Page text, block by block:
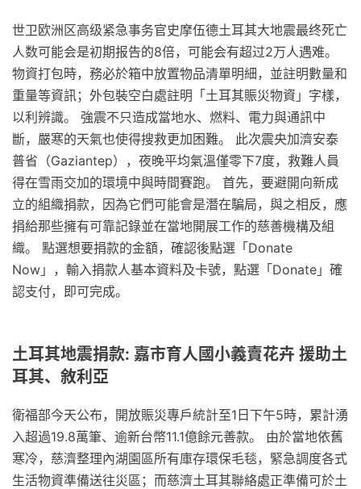
世卫欧洲区高级紧急事务官史摩伍德土耳其大地震最终死亡
人数可能会是初期报告的8倍，可能会有超过2万人遇难。
物資打包時，務必於箱中放置物品清單明細，並註明數量和
重量等資訊；外包裝空白處註明「土耳其賑災物資」字樣，
以利辨識。 強震不只造成當地水、燃料、電力與通訊中
斷，嚴寒的天氣也使得搜救更加困難。 此次震央加濟安泰
普省（Gaziantep），夜晚平均氣溫僅零下7度，救難人員
得在雪雨交加的環境中與時間賽跑。 首先，要避開向新成
立的組織捐款，因為它們可能會是潛在騙局，與之相反，應
捐給那些擁有可靠記錄並在當地開展工作的慈善機構及組
織。 點選想要捐款的金額，確認後點選「Donate
Now」，輸入捐款人基本資料及卡號，點選「Donate」確
認支付，即可完成。
土耳其地震捐款: 嘉市育人國小義賣花卉 援助土
耳其、敘利亞
衛福部今天公布，開放賑災專戶統計至1日下午5時，累計湧
入超過19.8萬筆、逾新台幣11.1億餘元善款。 由於當地依舊
寒冷，慈濟整理內湖園區所有庫存環保毛毯，緊急調度各式
生活物資準備送往災區；而慈濟土耳其聯絡處正準備可於土